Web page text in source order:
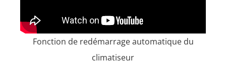
Fonction de redémarrage automatique du
climatiseur